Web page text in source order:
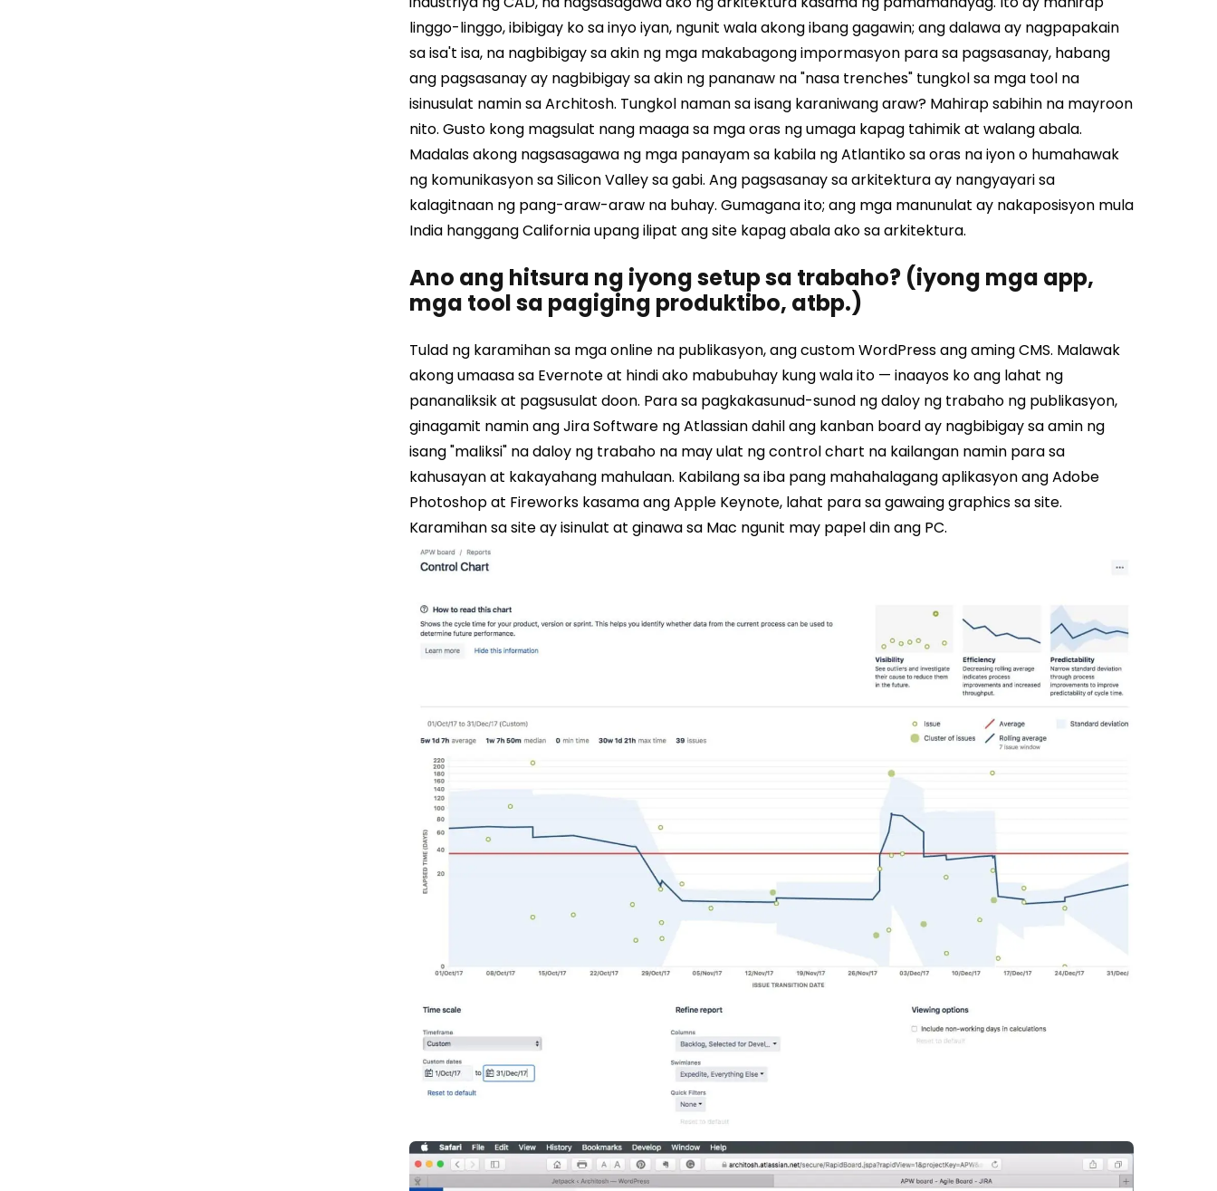
linggo-linggo, ibibigay ko sa inyo iyan, ngunit wala akong ibang gagawin; ang dalawa ay nagpapakain
sa isa't isa, na nagbibigay sa akin ng mga makabagong impormasyon para sa pagsasanay, habang
ang pagsasanay ay nagbibigay sa akin ng pananaw na "nasa trenches" tungkol sa mga tool na
isinusulat namin sa Architosh. Tungkol naman sa isang karaniwang araw? Mahirap sabihin na mayroon
nito. Gusto kong magsulat nang maaga sa mga oras ng umaga kapag tahimik at walang abala.
Madalas akong nagsasagawa ng mga panayam sa kabila ng Atlantiko sa oras na iyon o humahawak
ng komunikasyon sa Silicon Valley sa gabi. Ang pagsasanay sa arkitektura ay nangyayari sa
kalagitnaan ng pang-araw-araw na buhay. Gumagana ito; ang mga manunulat ay nakaposisyon mula
India hanggang California upang ilipat ang site kapag abala ako sa arkitektura.
Ano ang hitsura ng iyong setup sa trabaho? (iyong mga app,
mga tool sa pagiging produktibo, atbp.)
Tulad ng karamihan sa mga online na publikasyon, ang custom WordPress ang aming CMS. Malawak
akong umaasa sa Evernote at hindi ako mabubuhay kung wala ito — inaayos ko ang lahat ng
pananaliksik at pagsusulat doon. Para sa pagkakasunud-sunod ng daloy ng trabaho ng publikasyon,
ginagamit namin ang Jira Software ng Atlassian dahil ang kanban board ay nagbibigay sa amin ng
isang "maliksi" na daloy ng trabaho na may ulat ng control chart na kailangan namin para sa
kahusayan at kakayahang mahulaan. Kabilang sa iba pang mahahalagang aplikasyon ang Adobe
Photoshop at Fireworks kasama ang Apple Keynote, lahat para sa gawaing graphics sa site.
Karamihan sa site ay isinulat at ginawa sa Mac ngunit may papel din ang PC.